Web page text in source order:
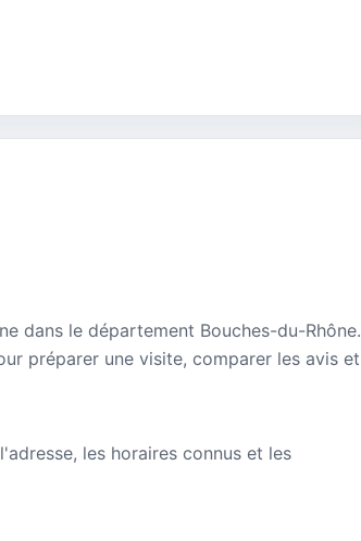
dans le département Bouches-du-Rhône.
préparer une visite, comparer les avis et
les horaires connus et les